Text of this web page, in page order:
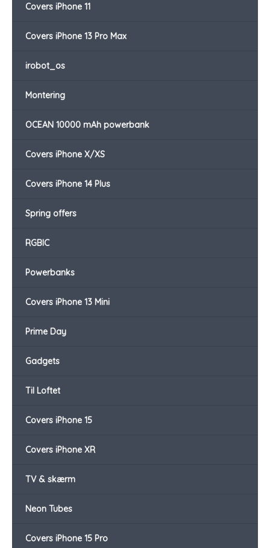
Covers iPhone 11
Covers iPhone 13 Pro Max
irobot_os
Montering
OCEAN 10000 mAh powerbank
Covers iPhone X/XS
Covers iPhone 14 Plus
Spring offers
RGBIC
Powerbanks
Covers iPhone 13 Mini
Prime Day
Gadgets
Til Loftet
Covers iPhone 15
Covers iPhone XR
TV & skærm
Neon Tubes
Covers iPhone 15 Pro